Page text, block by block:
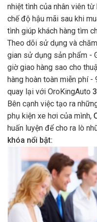
nhiệt tình của nhân viên
chế độ hậu mãi sau khi
tình giúp khách hàng tìm
Theo dõi sử dụng và
gian sử dụng sản phẩm -
giờ giao hàng sao cho
hàng hoàn toàn miễn phí -
quay lại với OroKingAuto
Bên cạnh việc tạo ra
phụ kiện xe hơi của mình,
huấn luyện để cho ra lò
khóa nổi bật: